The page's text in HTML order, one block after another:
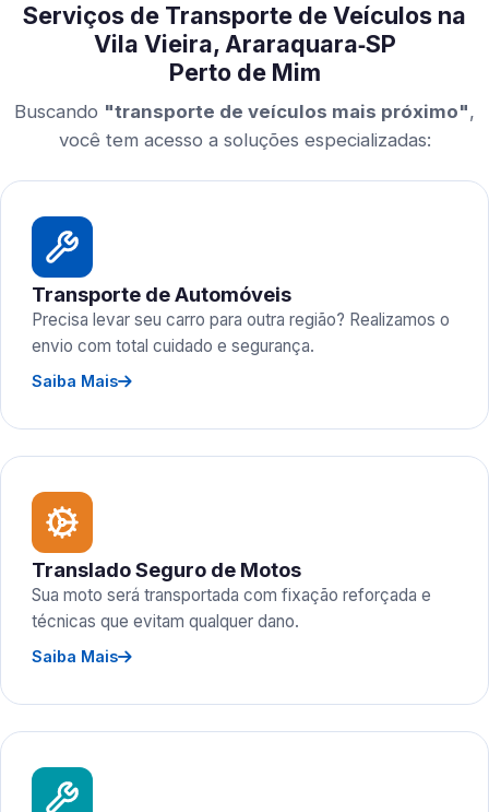
Serviços de Transporte de Veículos na
Vila Vieira, Araraquara‑SP
Perto de Mim
Buscando "transporte de veículos mais próximo",
você tem acesso a soluções especializadas:
Transporte de Automóveis
Precisa levar seu carro para outra região? Realizamos o
envio com total cuidado e segurança.
Saiba Mais
Translado Seguro de Motos
Sua moto será transportada com fixação reforçada e
técnicas que evitam qualquer dano.
Saiba Mais